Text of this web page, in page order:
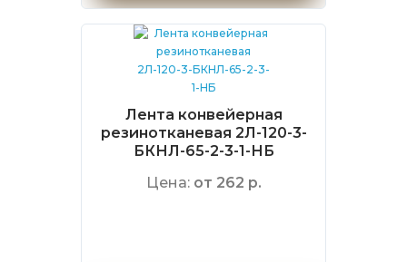
Лента конвейерная
резинотканевая 2Л-120-3-
БКНЛ-65-2-3-1-НБ
Цена: от 262 р.